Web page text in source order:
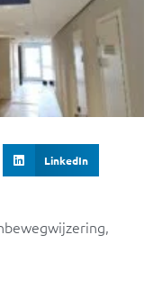
LinkedIn
,